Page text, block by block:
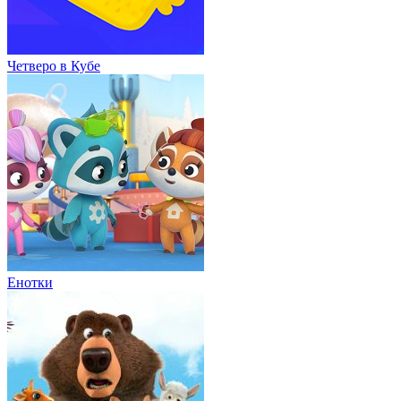
Четверо в Кубе
Енотки